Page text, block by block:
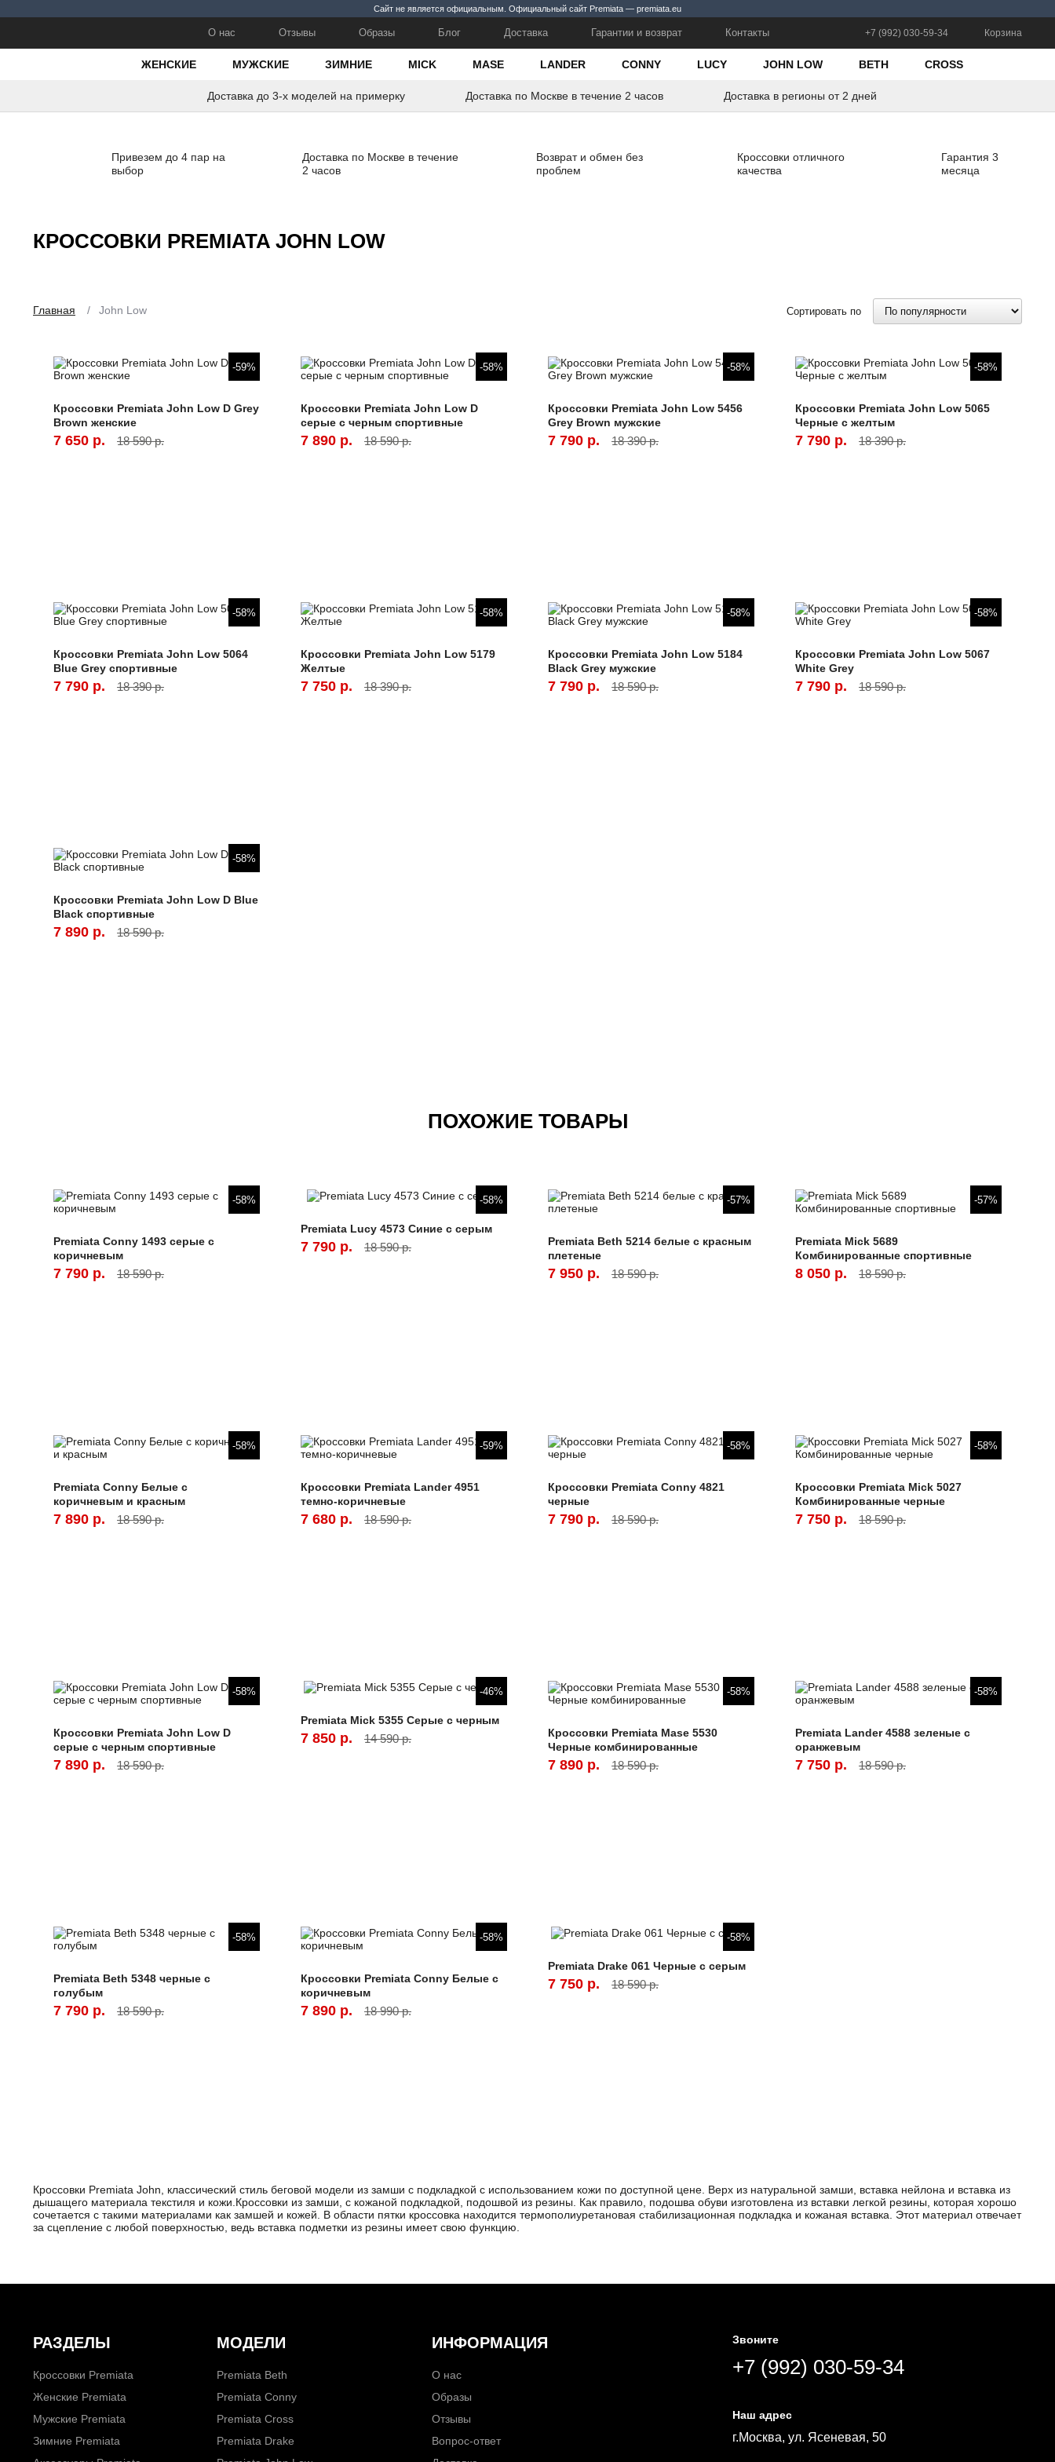
Сайт не является официальным. Официальный сайт Premiata — premiata.eu
О нас Отзывы Образы Блог Доставка Гарантии и возврат Контакты +7 (992) 030-59-34 Корзина
ЖЕНСКИЕ МУЖСКИЕ ЗИМНИЕ MICK MASE LANDER CONNY LUCY JOHN LOW BETH CROSS
Доставка до 3-х моделей на примерку Доставка по Москве в течение 2 часов Доставка в регионы от 2 дней
Привезем до 4 пар на
выбор
Доставка по Москве в течение
2 часов
Возврат и обмен без
проблем
Кроссовки отличного
качества
Гарантия 3
месяца
КРОССОВКИ PREMIATA JOHN LOW
Главная / John Low Сортировать по
-59%
Кроссовки Premiata John Low D Grey
Brown женские
7 650 р. 18 590 р.
-58%
Кроссовки Premiata John Low D
серые с черным спортивные
7 890 р. 18 590 р.
-58%
Кроссовки Premiata John Low 5456
Grey Brown мужские
7 790 р. 18 390 р.
-58%
Кроссовки Premiata John Low 5065
Черные с желтым
7 790 р. 18 390 р.
-58%
Кроссовки Premiata John Low 5064
Blue Grey спортивные
7 790 р. 18 390 р.
-58%
Кроссовки Premiata John Low 5179
Желтые
7 750 р. 18 390 р.
-58%
Кроссовки Premiata John Low 5184
Black Grey мужские
7 790 р. 18 590 р.
-58%
Кроссовки Premiata John Low 5067
White Grey
7 790 р. 18 590 р.
-58%
Кроссовки Premiata John Low D Blue
Black спортивные
7 890 р. 18 590 р.
ПОХОЖИЕ ТОВАРЫ
-58%
Premiata Conny 1493 серые с
коричневым
7 790 р. 18 590 р.
-58%
Premiata Lucy 4573 Синие с серым
7 790 р. 18 590 р.
-57%
Premiata Beth 5214 белые с красным
плетеные
7 950 р. 18 590 р.
-57%
Premiata Mick 5689
Комбинированные спортивные
8 050 р. 18 590 р.
-58%
Premiata Conny Белые с
коричневым и красным
7 890 р. 18 590 р.
-59%
Кроссовки Premiata Lander 4951
темно-коричневые
7 680 р. 18 590 р.
-58%
Кроссовки Premiata Conny 4821
черные
7 790 р. 18 590 р.
-58%
Кроссовки Premiata Mick 5027
Комбинированные черные
7 750 р. 18 590 р.
-58%
Кроссовки Premiata John Low D
серые с черным спортивные
7 890 р. 18 590 р.
-46%
Premiata Mick 5355 Серые с черным
7 850 р. 14 590 р.
-58%
Кроссовки Premiata Mase 5530
Черные комбинированные
7 890 р. 18 590 р.
-58%
Premiata Lander 4588 зеленые с
оранжевым
7 750 р. 18 590 р.
-58%
Premiata Beth 5348 черные с
голубым
7 790 р. 18 590 р.
-58%
Кроссовки Premiata Conny Белые с
коричневым
7 890 р. 18 990 р.
-58%
Premiata Drake 061 Черные с серым
7 750 р. 18 590 р.
Кроссовки Premiata John, классический стиль беговой модели из замши с подкладкой с использованием кожи по доступной цене. Верх из натуральной замши, вставка нейлона и вставка из
дышащего материала текстиля и кожи.Кроссовки из замши, с кожаной подкладкой, подошвой из резины. Как правило, подошва обуви изготовлена из вставки легкой резины, которая хорошо
сочетается с такими материалами как замшей и кожей. В области пятки кроссовка находится термополиуретановая стабилизационная подкладка и кожаная вставка. Этот материал отвечает
за сцепление с любой поверхностью, ведь вставка подметки из резины имеет свою функцию.
РАЗДЕЛЫ
Кроссовки Premiata
Женские Premiata
Мужские Premiata
Зимние Premiata
МОДЕЛИ
Premiata Beth
Premiata Conny
Premiata Cross
Premiata Drake
ИНФОРМАЦИЯ
О нас
Образы
Отзывы
Вопрос-ответ
Звоните
+7 (992) 030-59-34
Наш адрес
г.Москва, ул. Ясеневая, 50